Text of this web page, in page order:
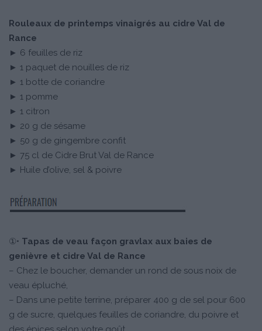
Rouleaux de printemps vinaigrés au cidre Val de
Rance
► 6 feuilles de riz
► 1 paquet de nouilles de riz
► 1 botte de coriandre
► 1 pomme
► 1 citron
► 20 g de sésame
► 50 g de gingembre confit
► 75 cl de Cidre Brut Val de Rance
► Huile d’olive, sel & poivre
①• Tapas de veau façon gravlax aux baies de
genièvre et cidre Val de Rance
– Chez le boucher, demander un rond de sous noix de
veau épluché,
– Dans une petite terrine, préparer 400 g de sel pour 600
g de sucre, quelques feuilles de coriandre, du poivre et